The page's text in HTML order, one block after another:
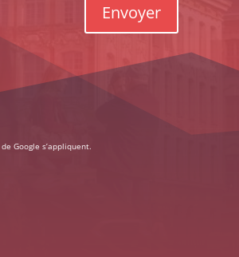
de Google s’appliquent.